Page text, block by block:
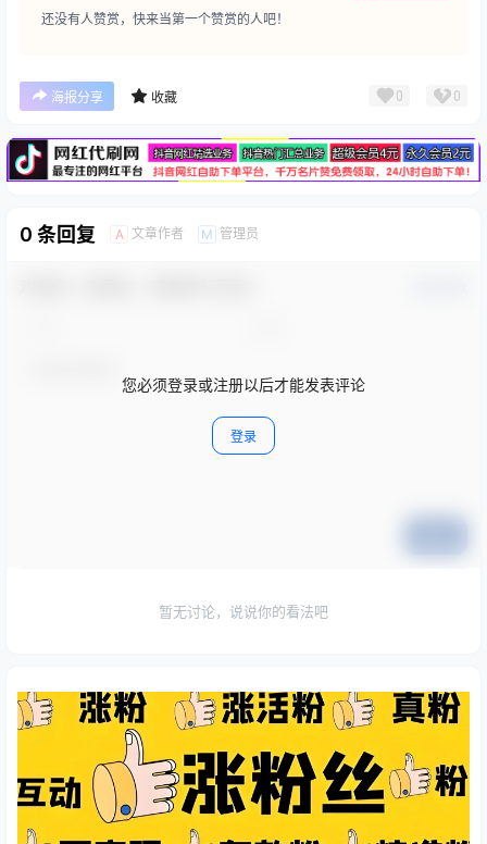
还没有人赞赏，快来当第一个赞赏的人吧！
海报分享 收藏 0 0
广告
0 条回复 A 文章作者 M 管理员
您必须登录或注册以后才能发表评论
登录
暂无讨论，说说你的看法吧